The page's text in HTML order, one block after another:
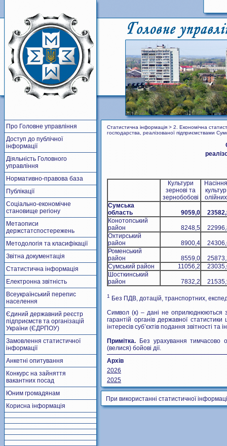
Про Головне управління
Доступ до публічної
інформації
Діяльність Головного
управління
Нормативно-правова база
Публікації
Соціально-економічне
становище регіону
Метаописи
держстатспостережень
Методологія та класифікації
Звітна документація
Статистична інформація
Електронна звітність
Всеукраїнський перепис
населення
Єдиний державний реєстр
підприємств та організацій
України (ЄДРПОУ)
Замовлення статистичної
інформації
Анкетні опитування
Конкурс на зайняття
вакантних посад
Юним громадянам
Корисна інформація
Статистична інформація > 2. Економічна
господарства, реалізованої підприємствами
Культури
зернові та
зернобобові
Насіння
культур
олійних
Сумська
область
9059,0
Конотопський
район
8248,5
Охтирський
район
8900,4
Роменський
район
8559,0
Сумський район
11056,2
Шосткинський
район
7832,2
1
Без ПДВ, дотацій, транспортних,
Символ (к) – дані не оприлюднюються
гарантій органів державної
інтересів суб’єктів подання звітності
Примітка. Без урахування тимчасово
(велися) бойові дії.
Архів
2026
2025
При використанні статистичної